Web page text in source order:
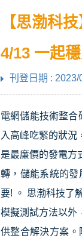
【思渤科
4/13 一起
刊登日期 : 2023/
電網儲能技術整合
入高峰吃緊的狀
是最廉價的發電方
轉，儲能系統的
要! 。 思渤科技了
模擬測試方法以外
供整合解決方案。